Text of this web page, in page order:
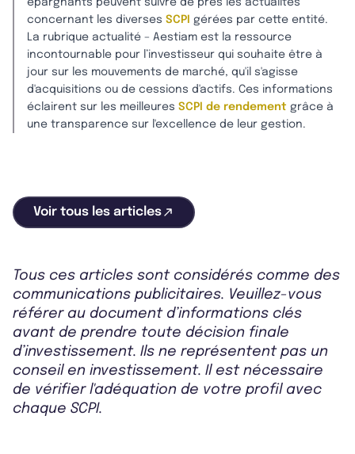
épargnants peuvent suivre de près les actualités
concernant les diverses SCPI gérées par cette entité.
La rubrique actualité – Aestiam est la ressource
incontournable pour l’investisseur qui souhaite être à
jour sur les mouvements de marché, qu'il s'agisse
d'acquisitions ou de cessions d'actifs. Ces informations
éclairent sur les meilleures SCPI de rendement grâce à
une transparence sur l'excellence de leur gestion.
Voir tous les articles
Tous ces articles sont considérés comme des
communications publicitaires. Veuillez-vous
référer au document d’informations clés
avant de prendre toute décision finale
d’investissement. Ils ne représentent pas un
conseil en investissement. Il est nécessaire
de vérifier l'adéquation de votre profil avec
chaque SCPI.